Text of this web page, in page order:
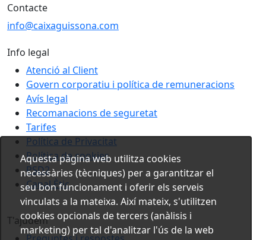
Contacte
info@caixaguissona.com
Info legal
Atenció al Client
Govern corporatiu i política de remuneracions
Avís legal
Recomanacions de seguretat
Tarifes
Política de Privacitat
Política de cookies
PSD2
Canal Ètic
T'ajudem
Aquesta pàgina web utilitza cookies
necessàries (tècniques) per a garantitzar el
seu bon funcionament i oferir els serveis
vinculats a la mateixa. Així mateix, s'utilitzen
cookies opcionals de tercers (anàlisis i
marketing) per tal d'analitzar l'ús de la web